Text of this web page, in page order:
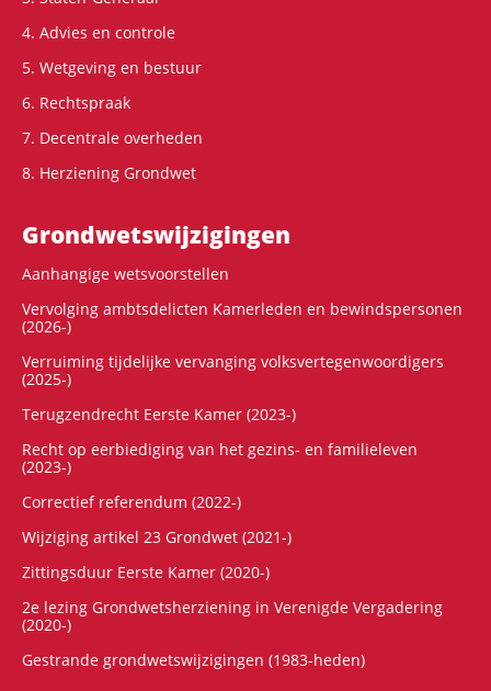
4. Advies en controle
5. Wetgeving en bestuur
6. Rechtspraak
7. Decentrale overheden
8. Herziening Grondwet
Grondwets­wijzigingen
Aanhangige wetsvoorstellen
Vervolging ambtsdelicten Kamerleden en bewindspersonen
(2026-)
Verruiming tijdelijke vervanging volksvertegenwoordigers
(2025-)
Terugzendrecht Eerste Kamer (2023-)
Recht op eerbiediging van het gezins- en familieleven
(2023-)
Correctief referendum (2022-)
Wijziging artikel 23 Grondwet (2021-)
Zittingsduur Eerste Kamer (2020-)
2e lezing Grondwetsherziening in Verenigde Vergadering
(2020-)
Gestrande grondwetswijzigingen (1983-heden)